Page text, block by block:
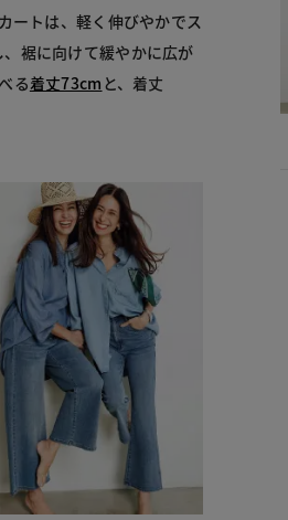
ートは、軽く伸びやかでス
裾に向けて緩やかに広が
る着丈73cm と、着丈